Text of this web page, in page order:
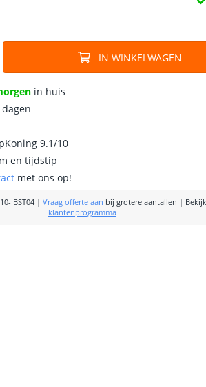
IN WINKELWAGEN
in huis
9.1/10
en tijdstip
met ons op!
IBST04 |Vraag offerte aan bij grotere aantallen |
klantenprogramma